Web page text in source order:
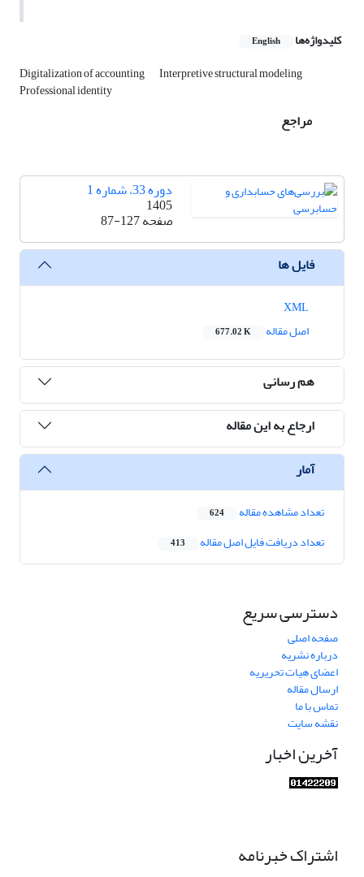
کلیدواژه‌ها English
Digitalization of accounting Interpretive structural modeling
Professional identity
مراجع
دوره 33، شماره 1
1405
صفحه87-127
فایل ها
اصل مقاله
677.02 K
هم رسانی
ارجاع به این مقاله
آمار
تعداد مشاهده مقاله 624
تعداد دریافت فایل اصل مقاله 413
دسترسی سریع
صفحه اصلی
درباره نشریه
اعضای هیات تحریریه
ارسال مقاله
تماس با ما
نقشه سایت
آخرین اخبار
اشتراک خبرنامه